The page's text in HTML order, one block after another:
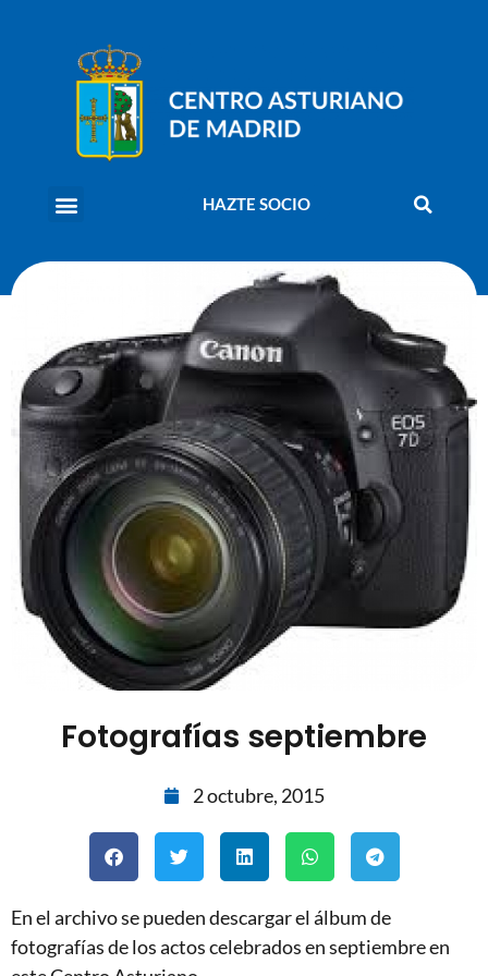
HAZTE SOCIO
Fotografías septiembre
2 octubre, 2015
En el archivo se pueden descargar el álbum de
fotografías de los actos celebrados en septiembre en